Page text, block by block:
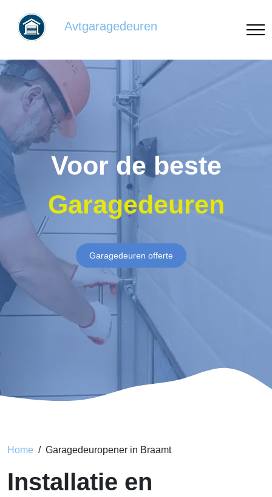
Avtgaragedeuren
Voor de beste
Garagedeuren
Garagedeuren offerte
Home Garagedeuropener in Braamt
Installatie en